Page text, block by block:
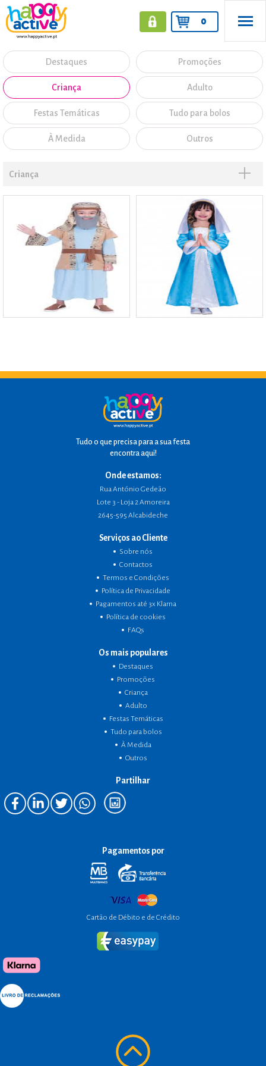
0
Destaques Promoções
Criança Adulto
Festas Temáticas Tudo para bolos
À Medida Outros
Criança
Tudo o que precisa para a sua festa
encontra aqui!
Onde estamos:
Rua António Gedeão
Lote 3 - Loja 2 Amoreira
2645-595 Alcabideche
Serviços ao Cliente
Sobre nós
Contactos
Termos e Condições
Política de Privacidade
Pagamentos até 3x Klarna
Política de cookies
FAQs
Os mais populares
Destaques
Promoções
Criança
Adulto
Festas Temáticas
Tudo para bolos
À Medida
Outros
Partilhar
Pagamentos por
Cartão de Débito e de Crédito